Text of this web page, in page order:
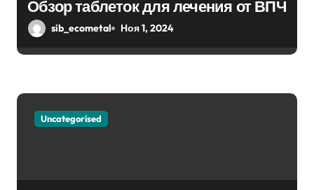
Обзор таблеток для лечения от ВПЧ
sib_ecometal Ноя 1, 2024
Uncategorised